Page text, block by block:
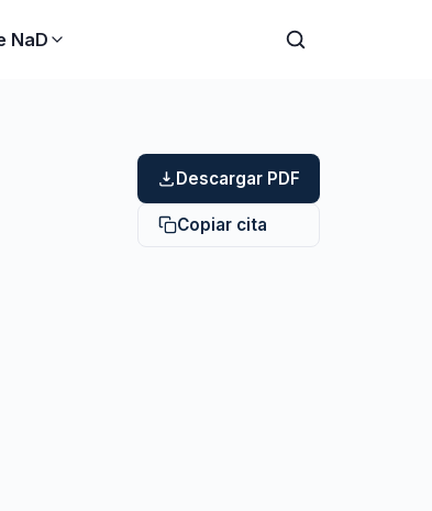
NaD
Descargar PDF
Copiar cita